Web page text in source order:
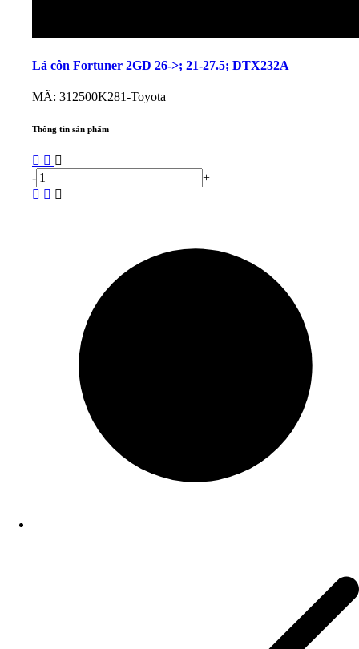
Lá côn Fortuner 2GD 26->; 21-27.5; DTX232A
MÃ: 312500K281-Toyota
Thông tin sản phẩm
- +